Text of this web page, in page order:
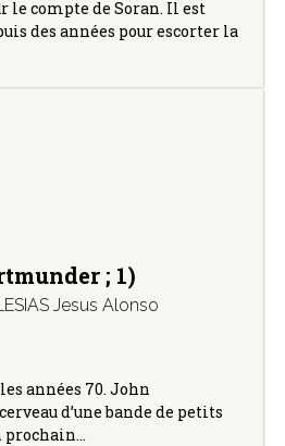
le compte de Soran. Il est
des années pour escorter la
; 1)
Jesus Alonso
années 70. John
d’une bande de petits
prochain…